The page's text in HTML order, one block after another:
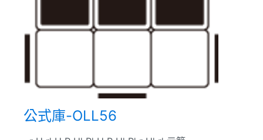
公式庫-OLL56